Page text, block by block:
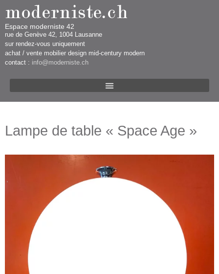
Espace moderniste 42
rue d​​​​e Genève 42, 1004 Lausanne​​
sur rendez-vous uniquement ​​​
​achat / vente mobilier design mid-century modern
contact : info@moderniste.ch
Lampe de table « Space Age »